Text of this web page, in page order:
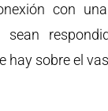
con
hay sobre el